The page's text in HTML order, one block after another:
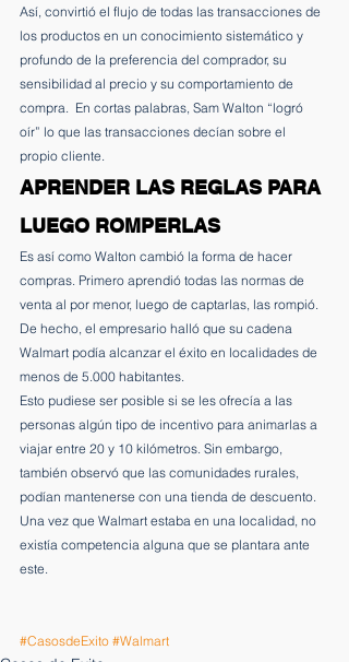
Así, convirtió el flujo de todas las transacciones de
los productos en un conocimiento sistemático y
profundo de la preferencia del comprador, su
sensibilidad al precio y su comportamiento de
compra.  En cortas palabras, Sam Walton “logró
oír” lo que las transacciones decían sobre el
propio cliente.
APRENDER LAS REGLAS PARA
LUEGO ROMPERLAS
Es así como Walton cambió la forma de hacer
compras. Primero aprendió todas las normas de
venta al por menor, luego de captarlas, las rompió.
De hecho, el empresario halló que su cadena
Walmart podía alcanzar el éxito en localidades de
menos de 5.000 habitantes.
Esto pudiese ser posible si se les ofrecía a las
personas algún tipo de incentivo para animarlas a
viajar entre 20 y 10 kilómetros. Sin embargo,
también observó que las comunidades rurales,
podían mantenerse con una tienda de descuento.
Una vez que Walmart estaba en una localidad, no
existía competencia alguna que se plantara ante
este.
#CasosdeExito #Walmart